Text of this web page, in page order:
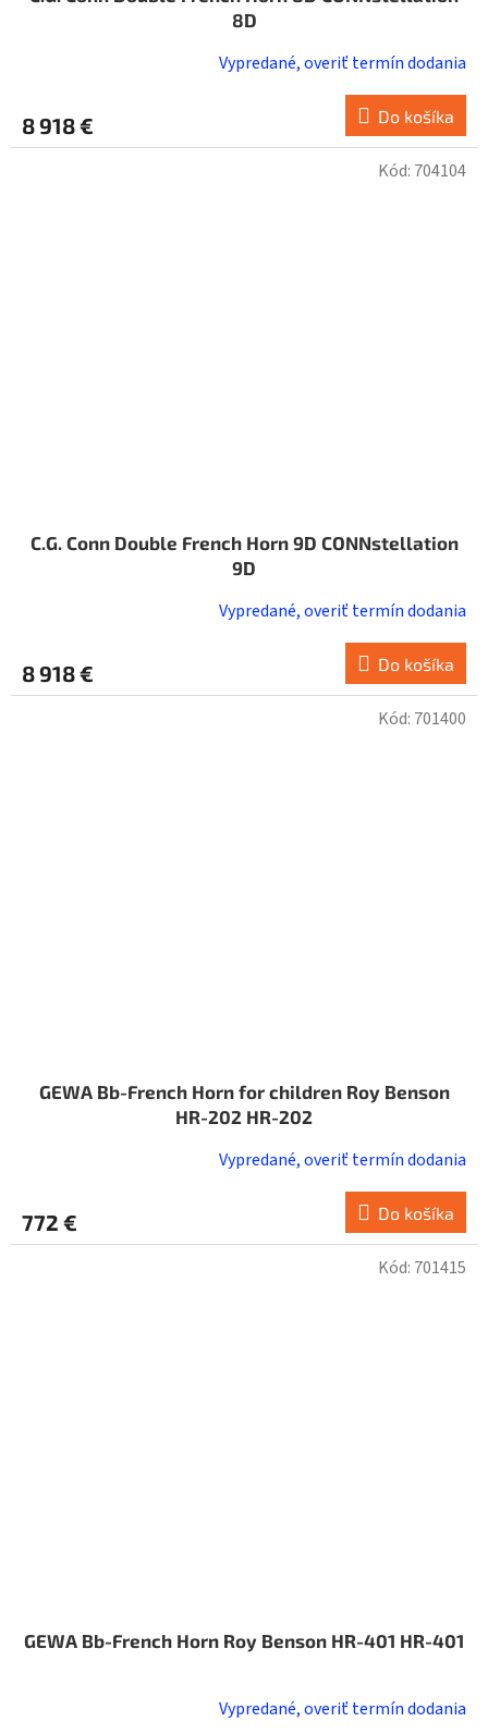
8D
Vypredané, overiť termín dodania
8 918 € Do košíka
C.G. Conn Double French Horn 9D CONNstellation
9D
Vypredané, overiť termín dodania
8 918 € Do košíka
Kód: 704104
GEWA Bb-French Horn for children Roy Benson
HR-202 HR-202
Vypredané, overiť termín dodania
772 € Do košíka
Kód: 701400
GEWA Bb-French Horn Roy Benson HR-401 HR-401
Vypredané, overiť termín dodania
Kód: 701415